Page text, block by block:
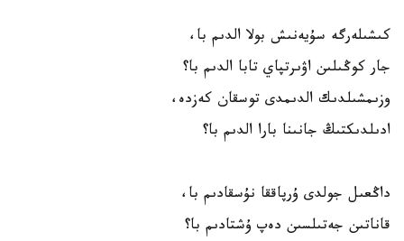
كىشىلەرگە سۇيەنىش بولا الدىم با،
جار كوڭىلىن اۋىرتپاي تابا الدىم با؟
وزىمشىلدىك الدىمدى توسقان كەزدە،
ادىلدىكتىڭ جانىنا بارا الدىم با؟
داڭعىل جولدى ۇرپاققا نۇسقادىم با،
قاناتىن جەتىلسىن دەپ ۇشتادىم با؟